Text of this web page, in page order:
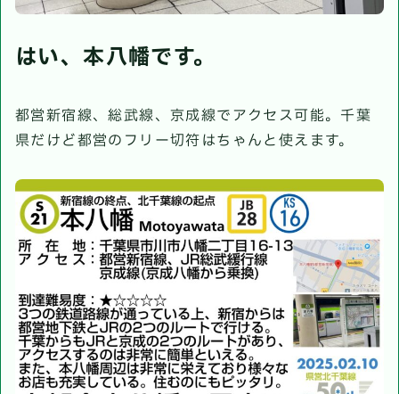
はい、本八幡です。
都営新宿線、総武線、京成線でアクセス可能。千葉
県だけど都営のフリー切符はちゃんと使えます。